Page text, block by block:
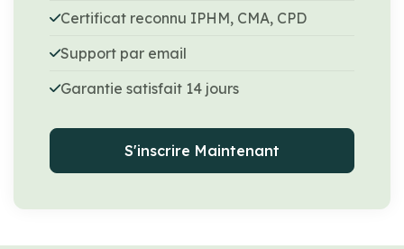
Certificat reconnu IPHM, CMA, CPD
Support par email
Garantie satisfait 14 jours
S'inscrire Maintenant